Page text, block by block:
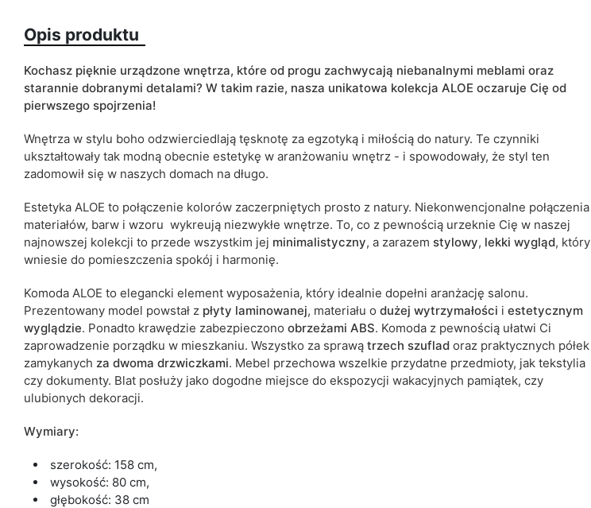
Kolorystyka
jodełka scandi
Szuflady
ean13 5904870899007
Termin dostawy:
Ze względu na proces produkcyjny i właściwości materiałów, możliwe są tolerancje wymiarowe na poziomie +/- 2–3
cm.
Opis produktu
Kochasz pięknie urządzone wnętrza, które od progu zachwycają niebanalnymi meblami oraz
starannie dobranymi detalami? W takim razie, nasza unikatowa kolekcja ALOE oczaruje Cię od
pierwszego spojrzenia!
Wnętrza w stylu boho odzwierciedlają tęsknotę za egzotyką i miłością do natury. Te czynniki
ukształtowały tak modną obecnie estetykę w aranżowaniu wnętrz - i spowodowały, że styl ten
zadomowił się w naszych domach na długo.
Estetyka ALOE to połączenie kolorów zaczerpniętych prosto z natury. Niekonwencjonalne połączenia
materiałów, barw i wzoru wykreują niezwykłe wnętrze. To, co z pewnością urzeknie Cię w naszej
najnowszej kolekcji to przede wszystkim jej minimalistyczny, a zarazem stylowy, lekki wygląd, który
wniesie do pomieszczenia spokój i harmonię.
Komoda ALOE to elegancki element wyposażenia, który idealnie dopełni aranżację salonu.
Prezentowany model powstał z płyty laminowanej, materiału o dużej wytrzymałości i estetycznym
wyglądzie. Ponadto krawędzie zabezpieczono obrzeżami ABS. Komoda z pewnością ułatwi Ci
zaprowadzenie porządku w mieszkaniu. Wszystko za sprawą trzech szuflad oraz praktycznych półek
zamykanych za dwoma drzwiczkami. Mebel przechowa wszelkie przydatne przedmioty, jak tekstylia
czy dokumenty. Blat posłuży jako dogodne miejsce do ekspozycji wakacyjnych pamiątek, czy
ulubionych dekoracji.
Wymiary:
szerokość: 158 cm,
wysokość: 80 cm,
głębokość: 38 cm